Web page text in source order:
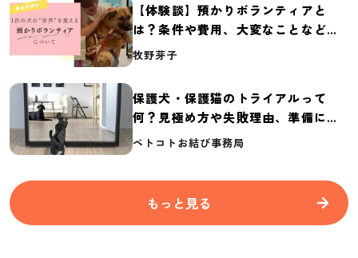
【体験談】預かりボランティアと
は？条件や費用、大変なことなど紹
介
牧野芽子
保護犬・保護猫のトライアルって
何？見極め方や失敗理由、準備に必
要なものを紹介
ペトコトお結び事務局
もっと見る